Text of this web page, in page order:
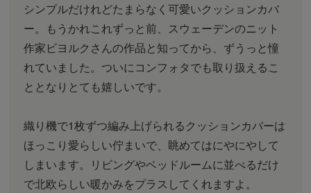
シンプルだけれどたまらなく可愛いクッションカバ
ー。もうかれこれずっと前、スウェーデンのニット
作家ビヨルクさんの作品と知ってから、ずうっと憧
れていました。ついにコンフォタでも取り扱えるこ
ととなりとても嬉しいです。
織り機で1枚ずつ編み上げられるクッションカバーは
ほっこり愛らしい佇まいで、眺めてはにやにやして
しまいます。リビングやベッドルームに並べるだけ
で北欧らしい暖かみをプラスしてくれますよ。